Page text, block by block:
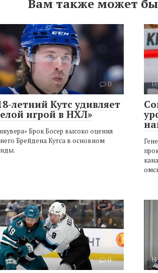
Вам также может
0
летний Кутс удивляет
игрой в НХЛ»
Брок Босер высоко оценил
Брейдена Кутса в основном
0